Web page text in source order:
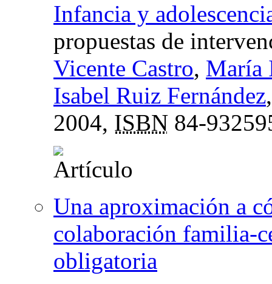
Infancia y
propuestas de
Vicente Castro, María
Isabel Ruiz Fernández
2004, ISBN 84-
Una aproximación a
colaboración familia-
obligatoria